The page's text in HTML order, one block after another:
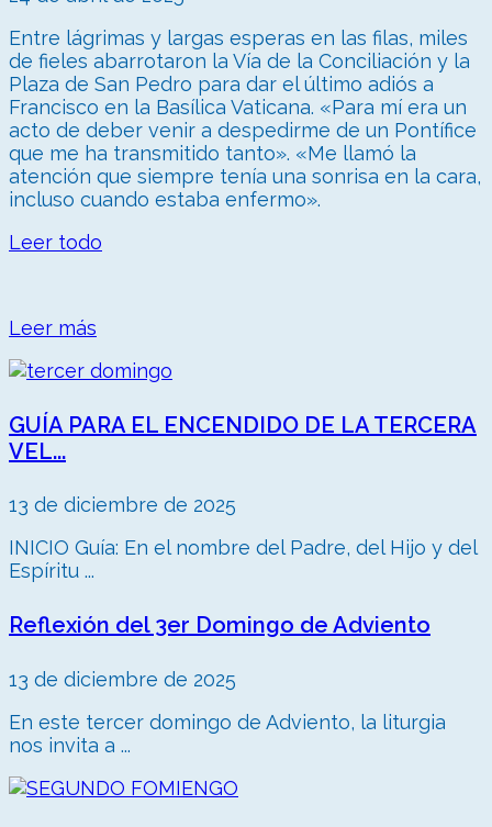
Entre lágrimas y largas esperas en las filas, miles
de fieles abarrotaron la Vía de la Conciliación y la
Plaza de San Pedro para dar el último adiós a
Francisco en la Basílica Vaticana. «Para mí era un
acto de deber venir a despedirme de un Pontífice
que me ha transmitido tanto». «Me llamó la
atención que siempre tenía una sonrisa en la cara,
incluso cuando estaba enfermo».
Leer todo
Leer más
GUÍA PARA EL ENCENDIDO DE LA TERCERA
VEL...
13 de diciembre de 2025
INICIO Guía: En el nombre del Padre, del Hijo y del
Espíritu ...
Reflexión del 3er Domingo de Adviento
13 de diciembre de 2025
En este tercer domingo de Adviento, la liturgia
nos invita a ...